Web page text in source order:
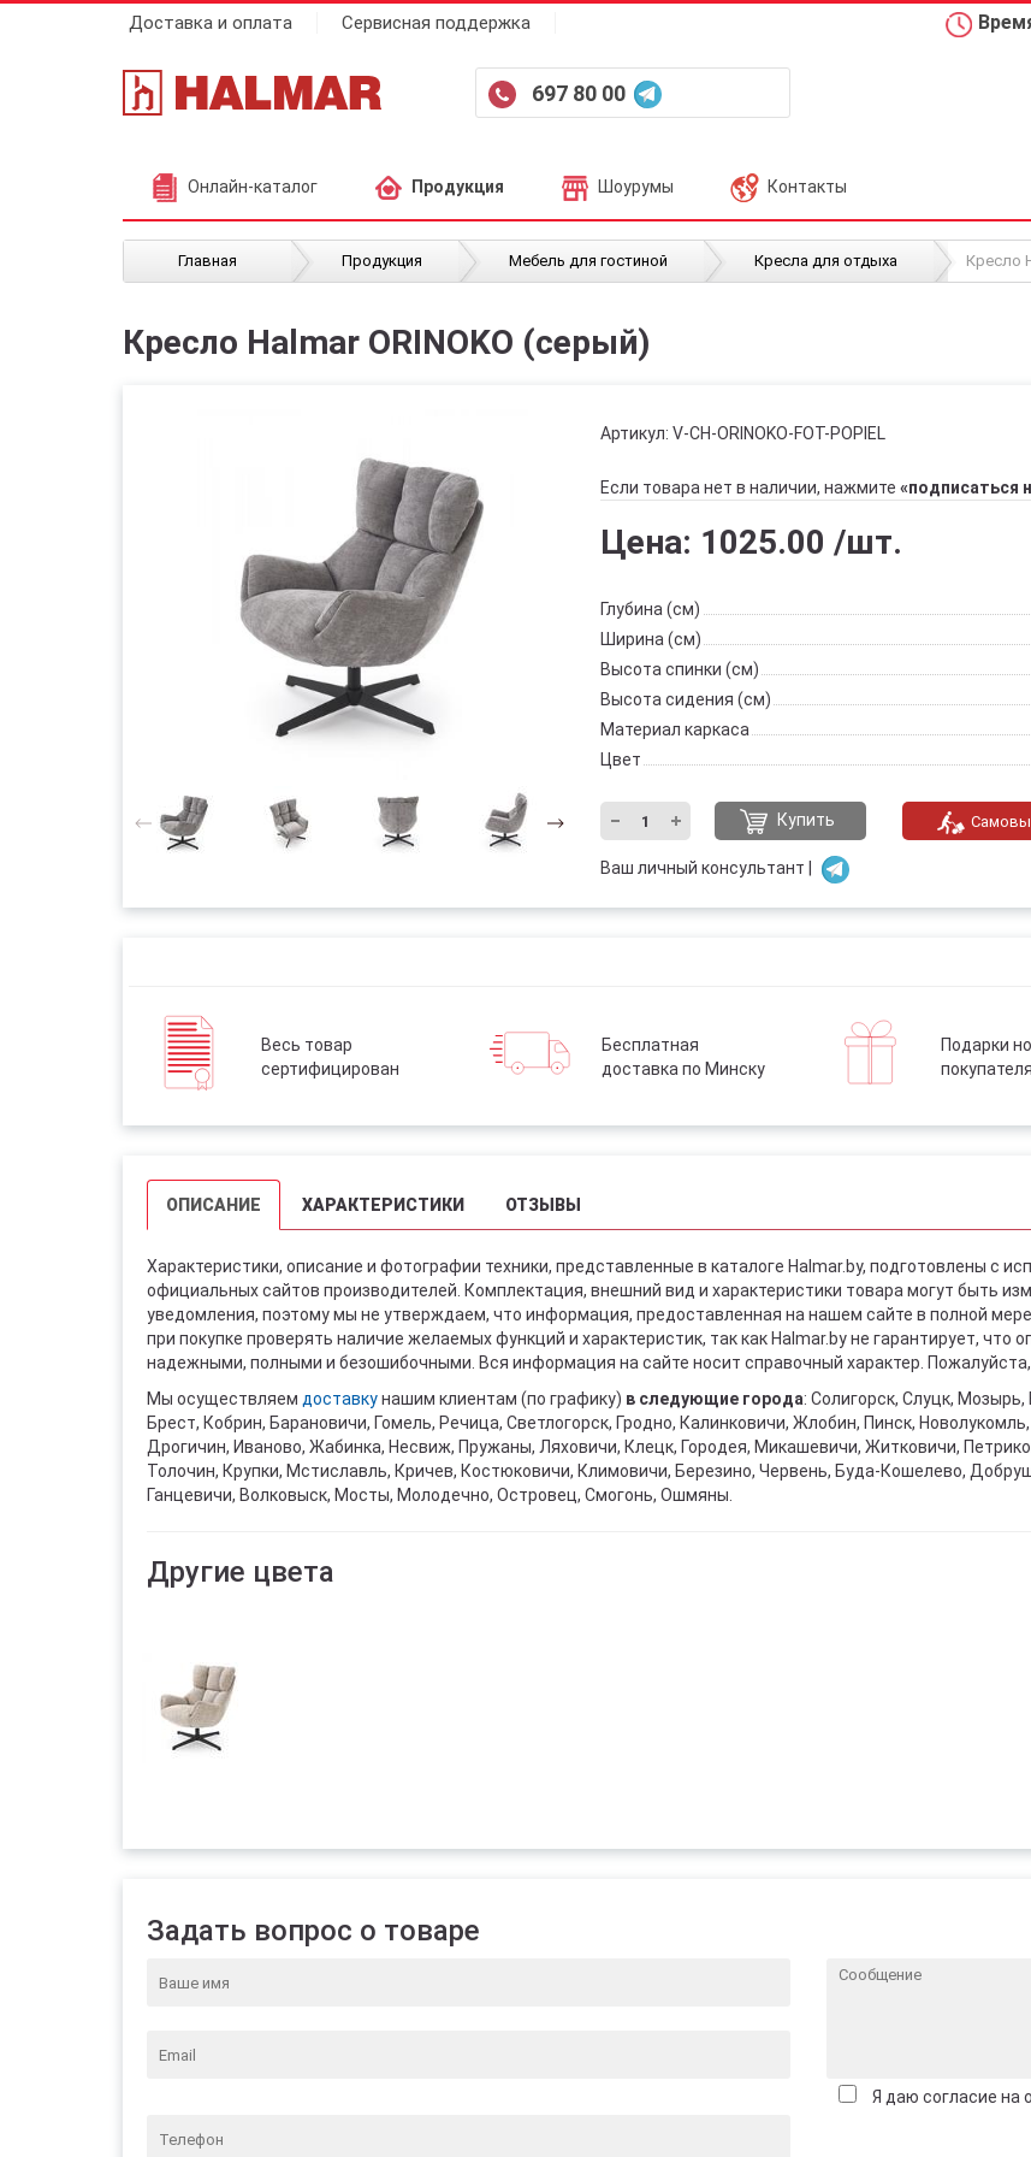
Доставка и оплата Сервисная поддержка
697 80 00
Онлайн-каталог Продукция Шоурумы Контакты
Главная / Продукция / Мебель для гостиной / Кресла для отдыха / Кресло
Кресло Halmar ORINOKO (серый)
Артикул: V-CH-ORINOKO-FOT-POPIEL
Если товара нет в наличии, нажмите «подписаться
Цена: 1025.00 /шт.
Глубина (см)
Ширина (см)
Высота спинки (см)
Высота сидения (см)
Материал каркаса
Цвет
Купить
Ваш личный консультант |
Весь товар
сертифицирован
Бесплатная
доставка по Минску
Подарки
ОПИСАНИЕ ХАРАКТЕРИСТИКИ ОТЗЫВЫ
Характеристики, описание и фотографии техники, представленные в каталоге Halmar.by, подготовлены с
официальных сайтов производителей. Комплектация, внешний вид и характеристики товара могут быть
уведомления, поэтому мы не утверждаем, что информация, предоставленная на нашем сайте в полной
при покупке проверять наличие желаемых функций и характеристик, так как Halmar.by не гарантирует, что
надежными, полными и безошибочными. Вся информация на сайте носит справочный характер.
Мы осуществляем доставкунашим клиентам (по графику) в следующие города: Солигорск, Слуцк,
Брест, Кобрин, Барановичи, Гомель, Речица, Светлогорск, Гродно, Калинковичи, Жлобин, Пинск,
Дрогичин, Иваново, Жабинка, Несвиж, Пружаны, Ляховичи, Клецк, Городея, Микашевичи, Житковичи,
Толочин, Крупки, Мстиславль, Кричев, Костюковичи, Климовичи, Березино, Червень, Буда-Кошелево,
Ганцевичи, Волковыск, Мосты, Молодечно, Островец, Смогонь, Ошмяны.
Другие цвета
Задать вопрос о товаре
Я даю согласие на